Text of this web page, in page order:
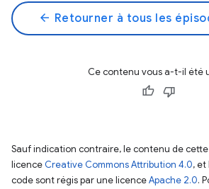
arrow_back Retourner à tous les
Ce contenu vous a-t-il été
Sauf indication contraire, le contenu de
licence Creative Commons Attribution 4.0, et
code sont régis par une licenceApache 2.0.